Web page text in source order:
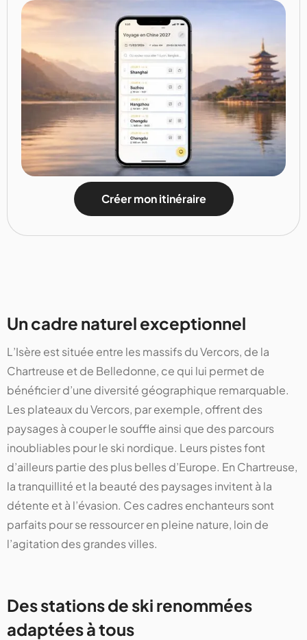
Créer mon itinéraire
Un cadre naturel exceptionnel
L’Isère est située entre les massifs du Vercors, de la
Chartreuse et de Belledonne, ce qui lui permet de
bénéficier d’une diversité géographique remarquable.
Les plateaux du Vercors, par exemple, offrent des
paysages à couper le souffle ainsi que des parcours
inoubliables pour le ski nordique. Leurs pistes font
d’ailleurs partie des plus belles d’Europe. En Chartreuse,
la tranquillité et la beauté des paysages invitent à la
détente et à l’évasion. Ces cadres enchanteurs sont
parfaits pour se ressourcer en pleine nature, loin de
l’agitation des grandes villes.
Des stations de ski renommées
adaptées à tous